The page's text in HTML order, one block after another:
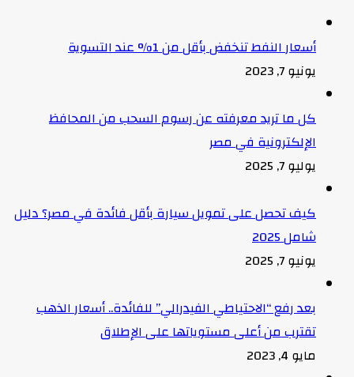
أسعار النفط تنخفض بأقل من 1% عند التسوية
يونيو 7, 2023
كل ما تريد معرفته عن رسوم السحب من المحافظ
الإلكترونية في مصر
يوليو 7, 2025
كيف تحصل على تمويل سيارة بأقل فائدة في مصر؟ دليل
شامل 2025
يونيو 7, 2025
بعد رفع “الاحتياطي الفيدرالي” للفائدة.. أسعار الذهب
تقترب من أعلى مستوياتها على الإطلاق
مايو 4, 2023